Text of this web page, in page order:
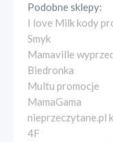
Podobne sklepy:
I love Milk kody
Smyk
Mamaville
Biedronka
Multu promocje
MamaGama
nieprzeczytane.pl
4F